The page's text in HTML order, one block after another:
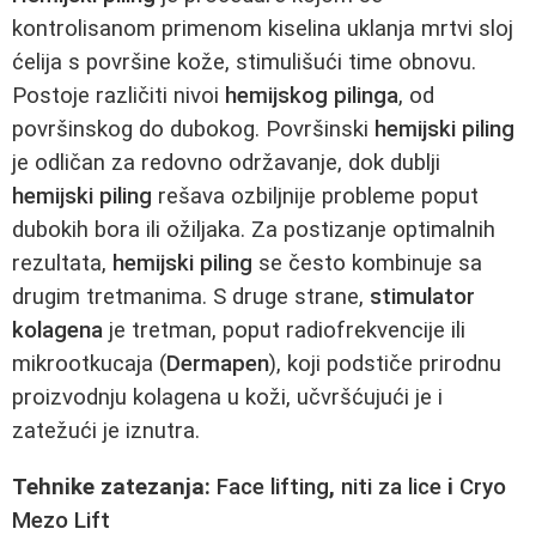
kontrolisanom primenom kiselina uklanja mrtvi sloj
ćelija s površine kože, stimulišući time obnovu.
Postoje različiti nivoi hemijskog pilinga, od
površinskog do dubokog. Površinski hemijski piling
je odličan za redovno održavanje, dok dublji
hemijski piling rešava ozbiljnije probleme poput
dubokih bora ili ožiljaka. Za postizanje optimalnih
rezultata, hemijski piling se često kombinuje sa
drugim tretmanima. S druge strane, stimulator
kolagena je tretman, poput radiofrekvencije ili
mikrootkucaja (Dermapen), koji podstiče prirodnu
proizvodnju kolagena u koži, učvršćujući je i
zatežući je iznutra.
Tehnike zatezanja: Face lifting, niti za lice i Cryo
Mezo Lift